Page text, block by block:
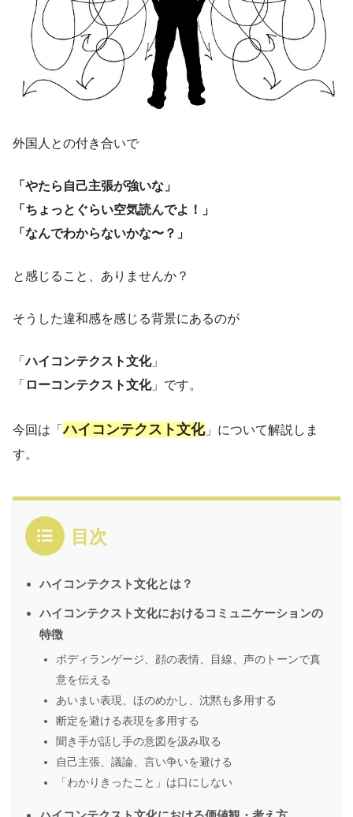
外国人との付き合いで
「やたら自己主張が強いな」
「ちょっとぐらい空気読んでよ！」
「なんでわからないかな〜？」
と感じること、ありませんか？
そうした違和感を感じる背景にあるのが
「ハイコンテクスト文化」
「 ローコンテクスト文化」です。
今回は「ハイコンテクスト文化」について解説しま
す。
目次
ハイコンテクスト文化とは？
ハイコンテクスト文化におけるコミュニケーションの
特徴
ボディランゲージ、顔の表情、目線、声のトーンで真
意を伝える
あいまい表現、ほのめかし、沈黙も多用する
断定を避ける表現を多用する
聞き手が話し手の意図を汲み取る
自己主張、議論、言い争いを避ける
「わかりきったこと」は口にしない